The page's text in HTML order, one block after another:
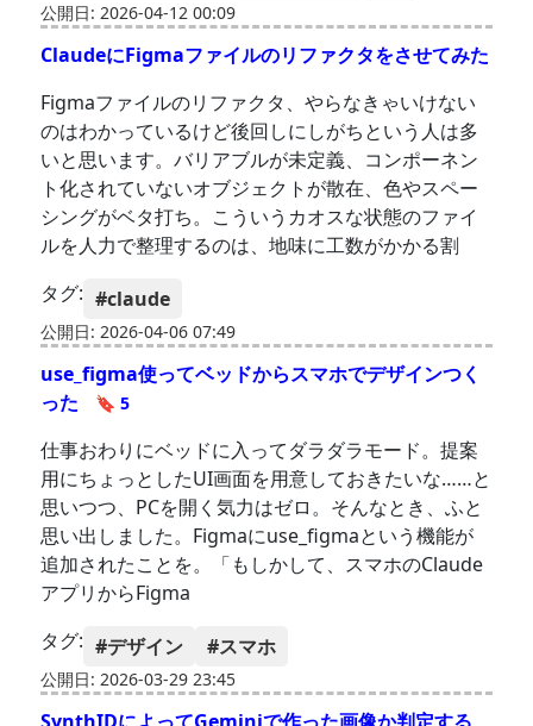
公開日: 2026-04-12 00:09
ClaudeにFigmaファイルのリファクタをさせてみた
Figmaファイルのリファクタ、やらなきゃいけない
のはわかっているけど後回しにしがちという人は多
いと思います。バリアブルが未定義、コンポーネン
ト化されていないオブジェクトが散在、色やスペー
シングがベタ打ち。こういうカオスな状態のファイ
ルを人力で整理するのは、地味に工数がかかる割
タグ: #claude
公開日: 2026-04-06 07:49
use_figma使ってベッドからスマホでデザインつく
った
🔖 5
仕事おわりにベッドに入ってダラダラモード。提案
用にちょっとしたUI画面を用意しておきたいな……と
思いつつ、PCを開く気力はゼロ。そんなとき、ふと
思い出しました。Figmaにuse_figmaという機能が
追加されたことを。「もしかして、スマホのClaude
アプリからFigma
タグ: #デザイン #スマホ
公開日: 2026-03-29 23:45